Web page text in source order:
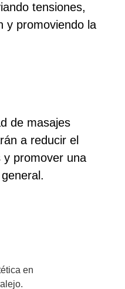
tensiones,
y promoviendo la
de masajes
a reducir el
y promover una